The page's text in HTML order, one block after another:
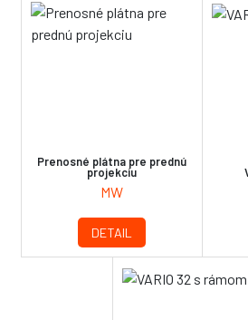
Prenosné plátna pre prednú
projekciu
MW
DETAIL